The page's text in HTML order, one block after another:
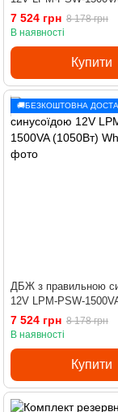
7 524 грн 8 178 грн
В наявності
Купити
🚚БЕЗКОШТОВНА
ДБЖ з правильною
12V LPM-PSW-
White
7 524 грн 8 178 грн
В наявності
Купити